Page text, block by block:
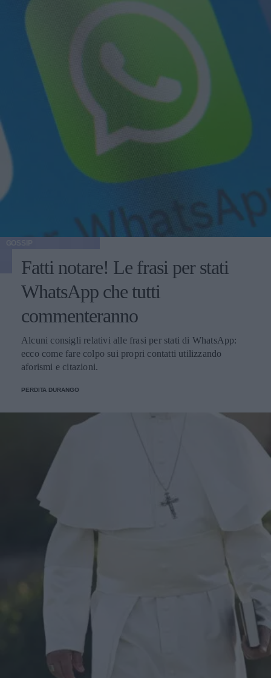
Fatti notare! Le frasi per stati
WhatsApp che tutti
commenteranno
Alcuni consigli relativi alle frasi per stati di WhatsApp:
ecco come fare colpo sui propri contatti utilizzando
aforismi e citazioni.
PERDITA DURANGO